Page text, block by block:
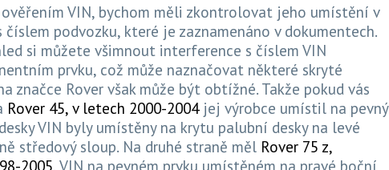
VIN, bychom měli zkontrolovat jeho umístění v
podvozku, které je zaznamenáno v dokumentech.
si můžete všimnout interference s číslem VIN
prvku, což může naznačovat některé skryté
značce Rover však může být obtížné. Takže pokud vás
Rover 45, v letech 2000-2004jej výrobce umístil na pevný
VIN byly umístěny na krytu palubní desky na levé
středový sloup. Na druhé straně měl Rover 75 z,
2005, VIN na pevném prvku umístěném na pravé boční